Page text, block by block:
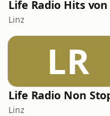
Linz
LR
Linz